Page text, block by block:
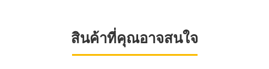
สินค้าที่คุณอาจสนใจ